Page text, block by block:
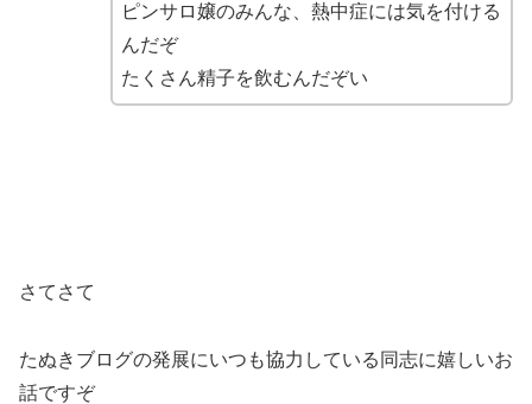
ピンサロ嬢のみんな、熱中症には気を付ける
んだぞ
たくさん精子を飲むんだぞい
さてさて
たぬきブログの発展にいつも協力している同志に嬉しいお
話ですぞ